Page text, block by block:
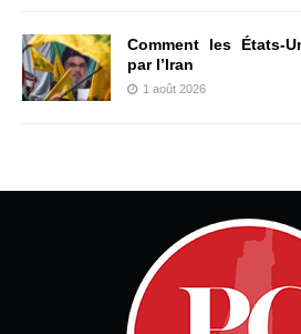
Comment les États-
par l’Iran
1 août 2026